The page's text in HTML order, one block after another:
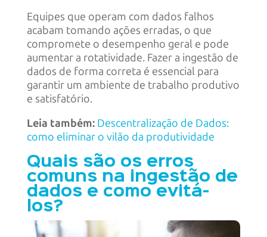
Equipes que operam com dados falhos
acabam tomando ações erradas, o que
compromete o desempenho geral e pode
aumentar a rotatividade. Fazer a ingestão de
dados de forma correta é essencial para
garantir um ambiente de trabalho produtivo
e satisfatório.
Leia também: Descentralização de Dados:
como eliminar o vilão da produtividade
Quais são os erros
comuns na ingestão de
dados e como evitá-
los?